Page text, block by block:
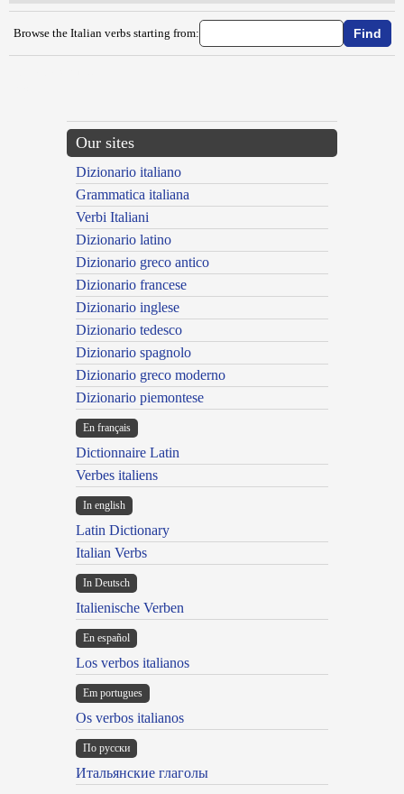
Browse the Italian verbs starting from:
Our sites
Dizionario italiano
Grammatica italiana
Verbi Italiani
Dizionario latino
Dizionario greco antico
Dizionario francese
Dizionario inglese
Dizionario tedesco
Dizionario spagnolo
Dizionario greco moderno
Dizionario piemontese
En français
Dictionnaire Latin
Verbes italiens
In english
Latin Dictionary
Italian Verbs
In Deutsch
Italienische Verben
En español
Los verbos italianos
Em portugues
Os verbos italianos
По русски
Итальянские глаголы